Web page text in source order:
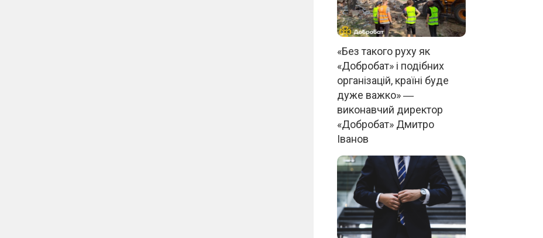
«Без такого руху як
«Добробат» і подібних
організацій, країні буде
дуже важко» ―
виконавчий директор
«Добробат» Дмитро
Іванов